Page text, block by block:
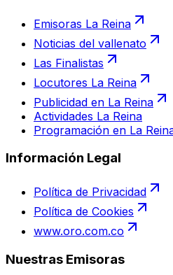
Emisoras La Reina
Noticias del vallenato
Las Finalistas
Locutores La Reina
Publicidad en La Reina
Actividades La Reina
Programación en La
Información Legal
Política de Privacidad
Política de Cookies
www.oro.com.co
Nuestras Emisoras